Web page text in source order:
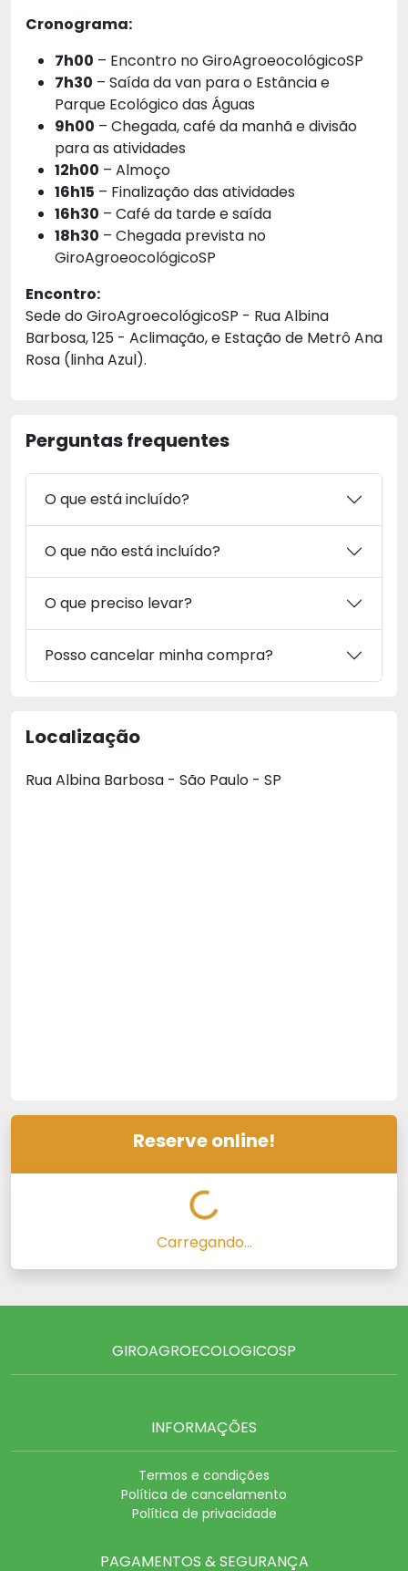
Cronograma:
7h00 – Encontro no GiroAgroeocológicoSP
7h30 – Saída da van para o Estância e
Parque Ecológico das Águas
9h00 – Chegada, café da manhã e divisão
para as atividades
12h00 – Almoço
16h15 – Finalização das atividades
16h30 – Café da tarde e saída
18h30 – Chegada prevista no
GiroAgroeocológicoSP
Encontro:
Sede do GiroAgroecológicoSP - Rua Albina
Barbosa, 125 - Aclimação, e Estação de Metrô Ana
Rosa (linha Azul).
Perguntas frequentes
O que está incluído?
O que não está incluído?
O que preciso levar?
Posso cancelar minha compra?
Localização
Rua Albina Barbosa - São Paulo - SP
Reserve online!
Carregando...
GIROAGROECOLOGICOSP
INFORMAÇÕES
Termos e condições
Política de cancelamento
Política de privacidade
PAGAMENTOS & SEGURANÇA